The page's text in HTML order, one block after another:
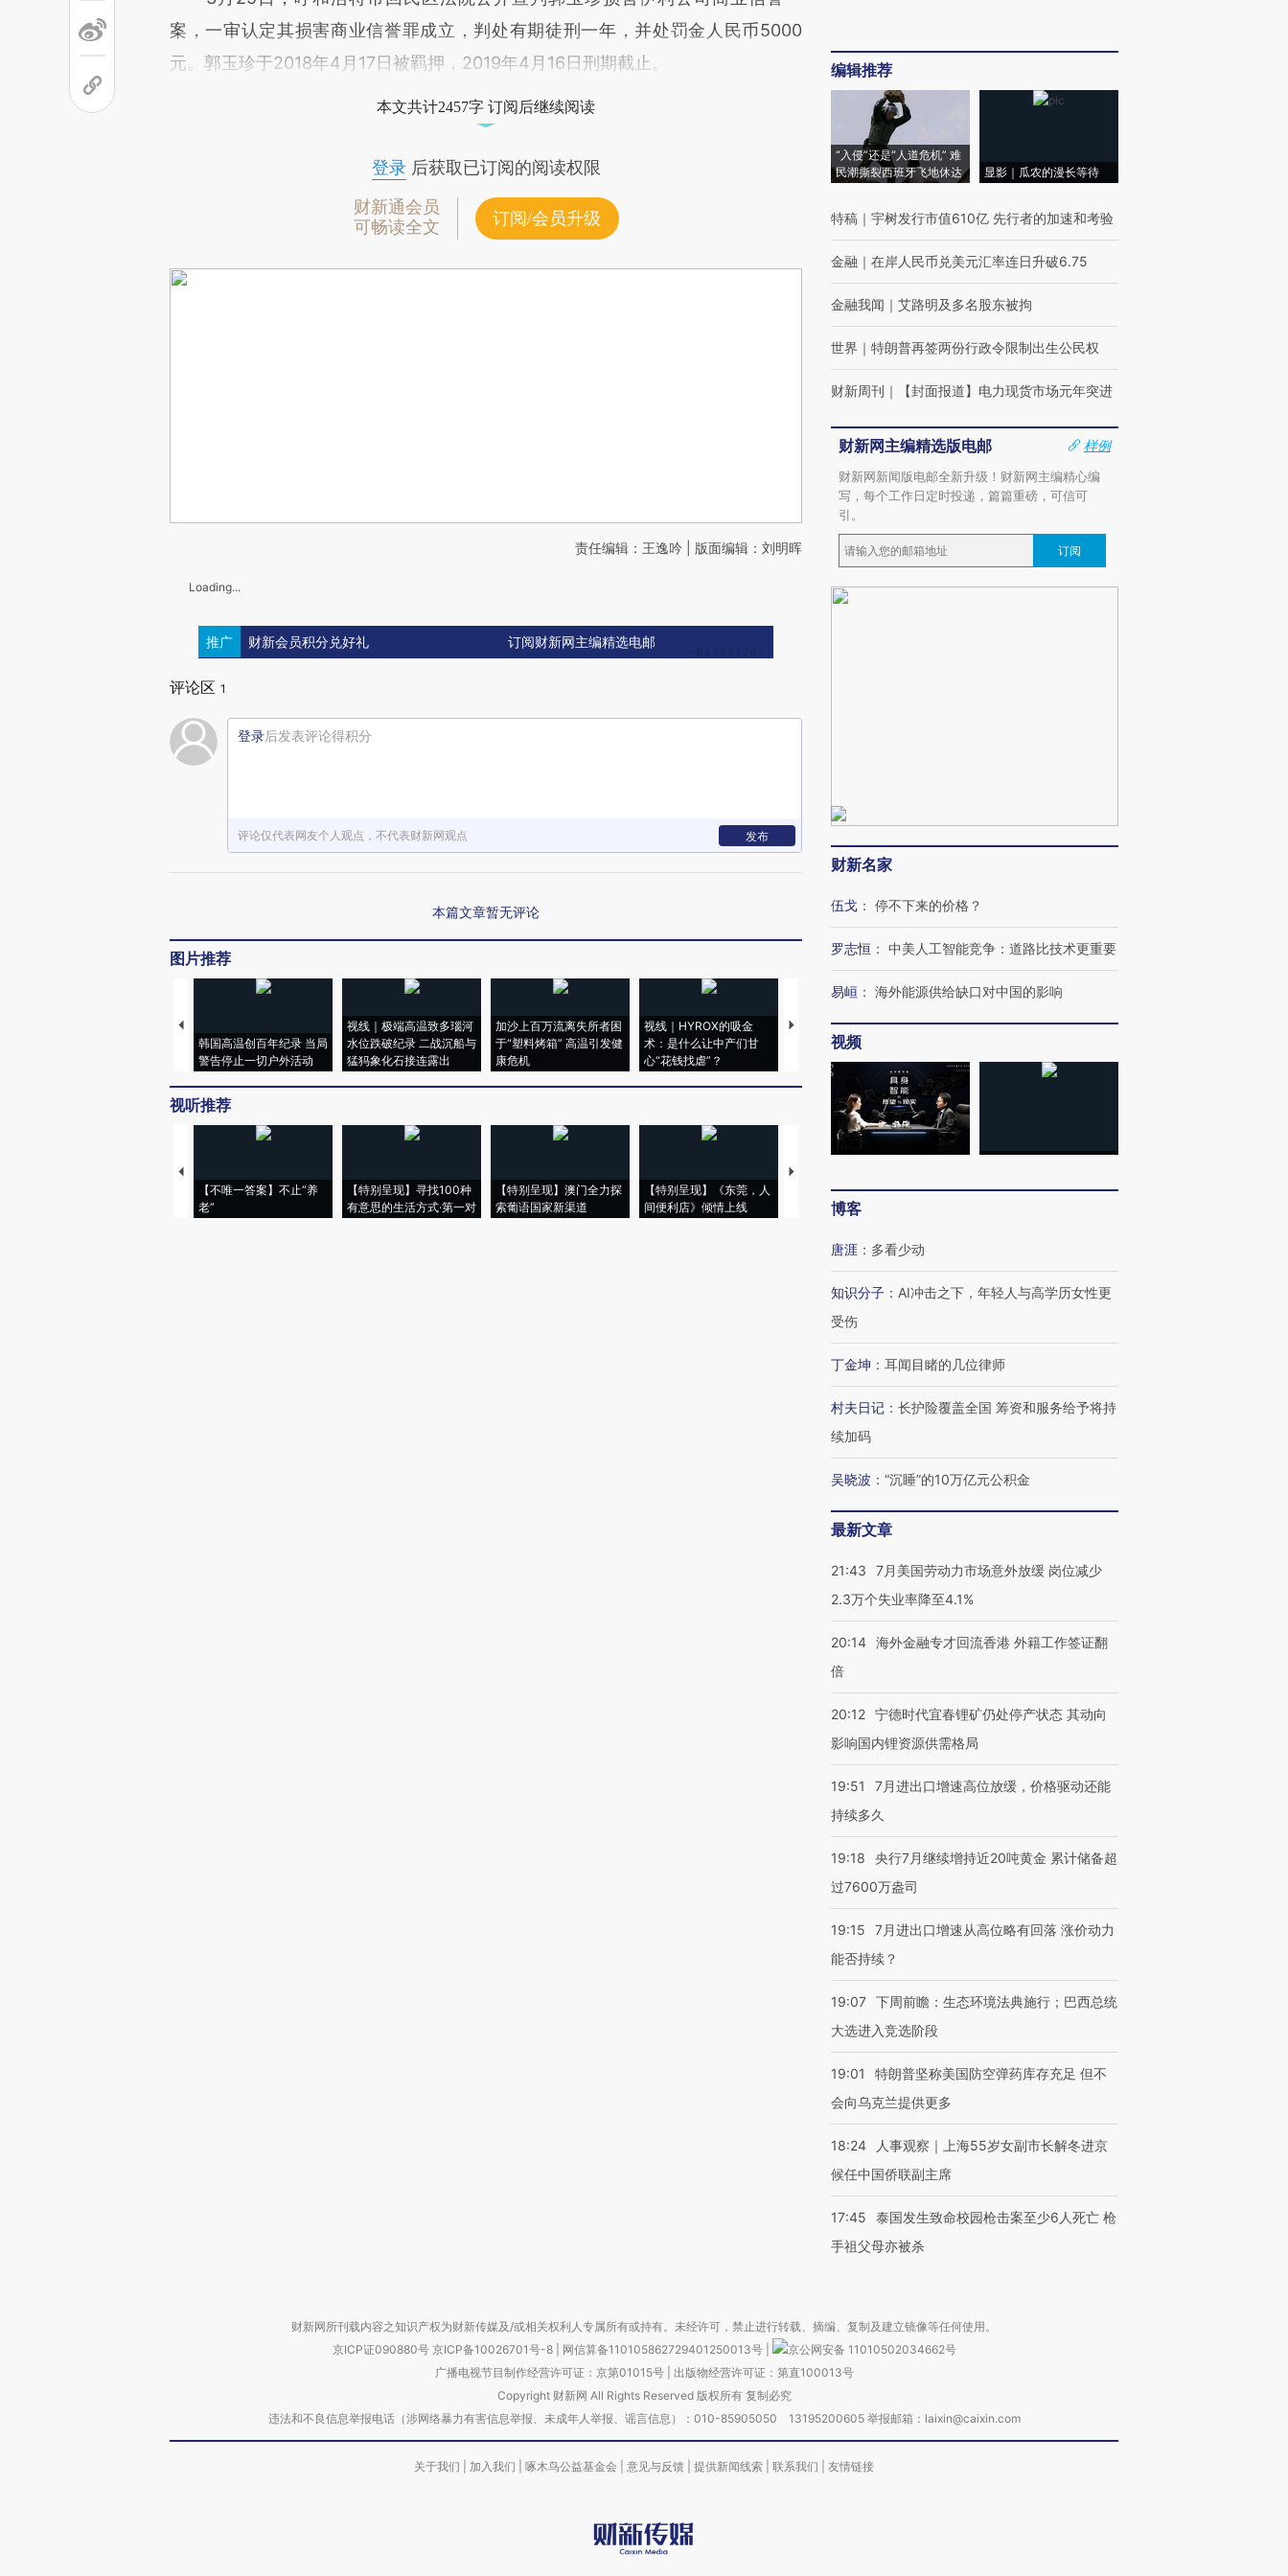
案，一审认定其损害商业信誉罪成立，判处有期徒刑一年，并处罚金人民币5000
元。郭玉珍于2018年4月17日被羁押，2019年4月16日刑期截止。
本文共计2457字 订阅后继续阅读
登录后获取已订阅的阅读权限
财新通会员
可畅读全文
订阅/会员升级
责任编辑：王逸吟 | 版面编辑：刘明晖
Loading...
推广 财新会员积分兑好礼 订阅财新网主编精选电邮
评论区 1
登录后发表评论得积分
评论仅代表网友个人观点，不代表财新网观点 发布
本篇文章暂无评论
图片推荐
韩国高温创百年纪录 当局
警告停止一切户外活动
视线｜极端高温致多瑙河
水位跌破纪录 二战沉船与
猛犸象化石接连露出
加沙上百万流离失所者困
于“塑料烤箱” 高温引发健
康危机
视线｜HYROX的吸金
术：是什么让中产们甘
心“花钱找虐”？
马航飞行员跨国走私7万
粒摇头丸 尿检体内含3种
视线｜被称为“蟑螂”的印
育部长拱下台
视线｜“入侵”还是“人道危
飞地休达
视听推荐
【不唯一答案】不止“养
老”
【特别呈现】寻找100种
有意思的生活方式·第一对
【特别呈现】澳门全力探
索葡语国家新渠道
【特别呈现】《东莞，人
间便利店》倾情上线
【推广】走进第四届链博
会，让数智科技“链”接产
【特别呈现】寻找100种
CFO：不靠规模取胜，华
编辑推荐
“入侵”还是“人道危机” 难
民潮撕裂西班牙飞地休达
显影｜瓜农的漫长等待
特稿 ｜ 宇树发行市值610亿 先行者的加速和考验
金融 ｜ 在岸人民币兑美元汇率连日升破6.75
金融我闻 ｜ 艾路明及多名股东被拘
世界 ｜ 特朗普再签两份行政令限制出生公民权
财新周刊 ｜ 【封面报道】电力现货市场元年突进
财新网主编精选版电邮
样例
财新网新闻版电邮全新升级！财新网主编精心编
写，每个工作日定时投递，篇篇重磅，可信可
引。
订阅
财新名家
伍戈 ： 停不下来的价格？
罗志恒 ： 中美人工智能竞争：道路比技术更重要
易峘 ： 海外能源供给缺口对中国的影响
视频
博客
唐涯 ： 多看少动
知识分子 ： AI冲击之下，年轻人与高学历女性更
受伤
丁金坤 ： 耳闻目睹的几位律师
村夫日记 ： 长护险覆盖全国 筹资和服务给予将持
续加码
吴晓波 ： “沉睡”的10万亿元公积金
最新文章
21:43
7月美国劳动力市场意外放缓 岗位减少
2.3万个失业率降至4.1%
20:14 海外金融专才回流香港 外籍工作签证翻
倍
20:12 宁德时代宜春锂矿仍处停产状态 其动向
影响国内锂资源供需格局
19:51
7月进出口增速高位放缓，价格驱动还能
持续多久
19:18
央行7月继续增持近20吨黄金 累计储备超
过7600万盎司
19:15
7月进出口增速从高位略有回落 涨价动力
能否持续？
19:07 下周前瞻：生态环境法典施行；巴西总统
大选进入竞选阶段
19:01
特朗普坚称美国防空弹药库存充足 但不
会向乌克兰提供更多
18:24
人事观察｜上海55岁女副市长解冬进京
候任中国侨联副主席
17:45
泰国发生致命校园枪击案至少6人死亡 枪
手祖父母亦被杀
财新网所刊载内容之知识产权为财新传媒及/或相关权利人专属所有或持有。未经许可，禁止进行转载、摘编、复制及建立镜像等任何使用。
京ICP证090880号 京ICP备10026701号-8 网信算备110105862729401250013号
京公网安备 11010502034662号
广播电视节目制作经营许可证：京第01015号| 出版物经营许可证：第直100013号
Copyright 财新网 All Rights Reserved 版权所有 复制必究
违法和不良信息举报电话（涉网络暴力有害信息举报、未成年人举报、谣言信息）：010-85905050 13195200605 举报邮箱：laixin@caixin.com
关于我们 加入我们 啄木鸟公益基金会 意见与反馈 提供新闻线索 联系我们 友情链接